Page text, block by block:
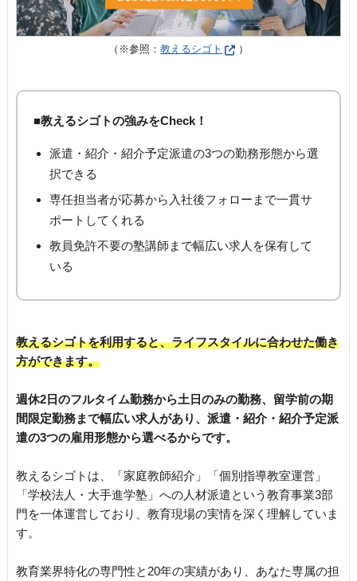
（※参照： 教えるシゴト ）
■教えるシゴトの強みをCheck！
派遣・紹介・紹介予定派遣の3つの勤務形態から選
択できる
専任担当者が応募から入社後フォローまで一貫サ
ポートしてくれる
教員免許不要の塾講師まで幅広い求人を保有して
いる
教えるシゴトを利用すると、ライフスタイルに合わせた働き
方ができます。
週休2日のフルタイム勤務から土日のみの勤務、留学前の期
間限定勤務まで幅広い求人があり、派遣・紹介・紹介予定派
遣の3つの雇用形態から選べるからです。
教えるシゴトは、「家庭教師紹介」「個別指導教室運営」
「学校法人・大手進学塾」への人材派遣という教育事業3部
門を一体運営しており、教育現場の実情を深く理解していま
す。
教育業界特化の専門性と20年の実績があり、あなた専属の担